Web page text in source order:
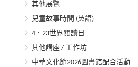
其他展覽
兒童故事時間 (英語)
4．23世界閱讀日
其他講座 / 工作坊
中華文化節2026圖書館配合活動